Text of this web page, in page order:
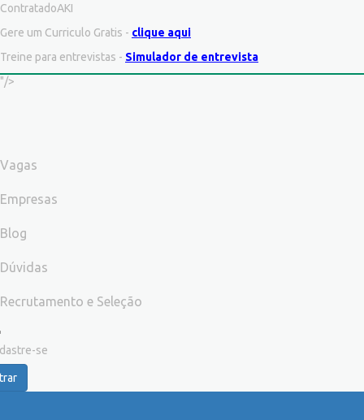
ContratadoAKI
Gere um Curriculo Gratis - clique aqui
Treine para entrevistas - Simulador de entrevista
"/>
Vagas
Empresas
Blog
Dúvidas
Recrutamento e Seleção
se